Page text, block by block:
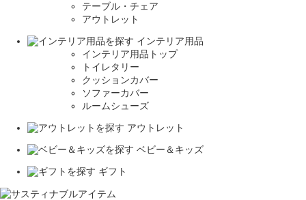
テーブル・チェア
アウトレット
インテリア用品
インテリア用品トップ
トイレタリー
クッションカバー
ソファーカバー
ルームシューズ
アウトレット
ベビー＆キッズ
ギフト